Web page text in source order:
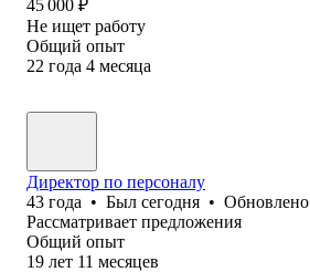
45 000 ₽
Не ищет работу
Общий опыт
22 года 4 месяца
Директор по персоналу
43 года • Был сегодня • Обновлено
Рассматривает предложения
Общий опыт
19 лет 11 месяцев